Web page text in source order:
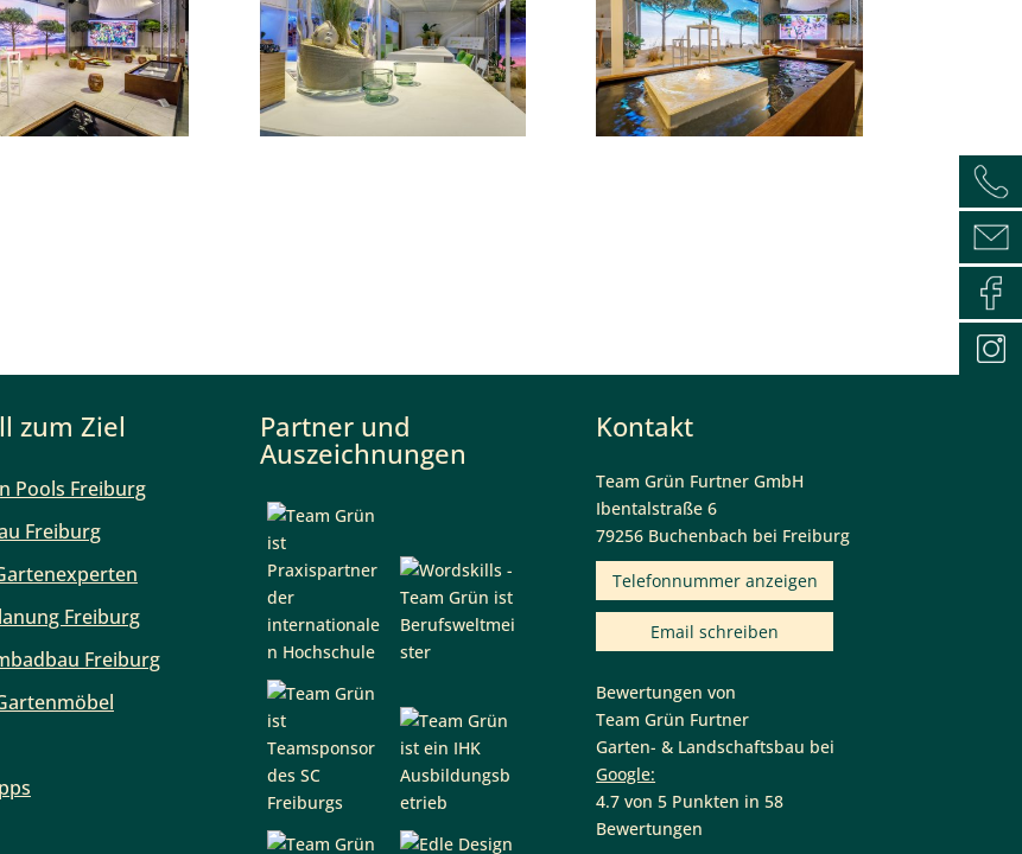
zum Ziel
Pools Freiburg
Freiburg
Freiburg
Partner und
Auszeichnungen
Kontakt
Ibentalstraße 6
79256 Buchenbach bei Freiburg
Telefonnummer anzeigen
Email schreiben